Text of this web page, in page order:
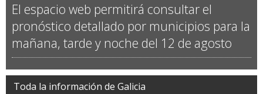
El espacio web permitirá consultar el
pronóstico detallado por municipios para la
mañana, tarde y noche del 12 de agosto
Toda la información de Galicia